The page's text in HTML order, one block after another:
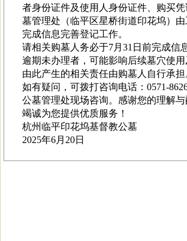
者身份证件及使用人身份证件、购买
墓管理处（临平区星桥街道印花坞）
完成信息完善登记工作。
请相关购墓人务必于7月31日前完成信
逾期未办理者，可能影响后续墓穴使用
由此产生的相关责任由购墓人自行承担
如有疑问，可拨打咨询电话：0571-
公墓管理处现场咨询。感谢您的理解
竭诚为您提供优质服务！
杭州临平印花坞基督教公墓
2025年6月20日